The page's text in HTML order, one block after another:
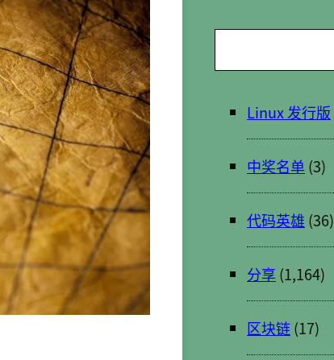
索
Linux 发行版
中奖名单 (3)
代码英雄 (36)
分享 (1,164)
区块链(17)